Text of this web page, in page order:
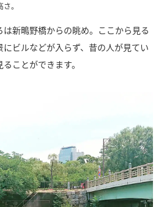
。
新鴫野橋からの眺め。ここから見る
にビルなどが入らず、昔の人が見てい
ことができます。